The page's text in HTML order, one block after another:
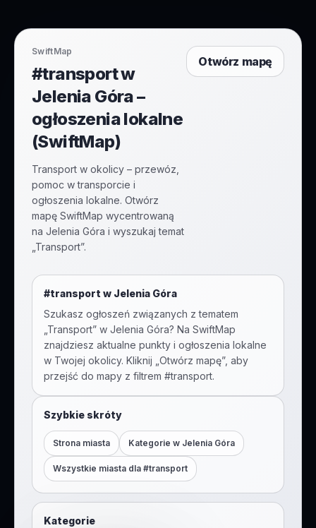
SwiftMap
#transport w
Jelenia Góra –
ogłoszenia lokalne
(SwiftMap)
Transport w okolicy – przewóz,
pomoc w transporcie i
ogłoszenia lokalne. Otwórz
mapę SwiftMap wycentrowaną
na Jelenia Góra i wyszukaj temat
„Transport”.
Otwórz mapę
#transport w Jelenia Góra
Szukasz ogłoszeń związanych z tematem
Transport” w Jelenia Góra? Na SwiftMap
znajdziesz aktualne punkty i ogłoszenia lokalne
w Twojej okolicy. Kliknij „Otwórz mapę”, aby
przejść do mapy z filtrem #transport.
Szybkie skróty
Strona miasta Kategorie w Jelenia Góra
Wszystkie miasta dla #transport
Kategorie